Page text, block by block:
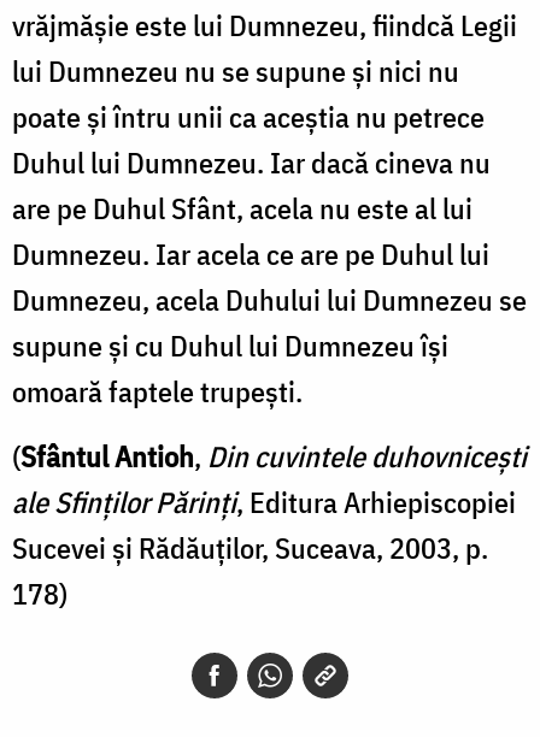
vrăjmășie este lui Dumnezeu, fiindcă Legii
lui Dumnezeu nu se supune și nici nu
poate și întru unii ca aceștia nu petrece
Duhul lui Dumnezeu. Iar dacă cineva nu
are pe Duhul Sfânt, acela nu este al lui
Dumnezeu. Iar acela ce are pe Duhul lui
Dumnezeu, acela Duhului lui Dumnezeu se
supune și cu Duhul lui Dumnezeu își
omoară faptele trupești.
(Sfântul Antioh, Din cuvintele duhovnicești
ale Sfinților Părinți, Editura Arhiepiscopiei
Sucevei și Rădăuților, Suceava, 2003, p.
178)